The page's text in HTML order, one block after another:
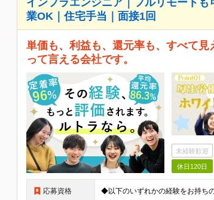
インフラエンジニア｜フルリモート
業OK｜住宅手当｜面接1回
単価も、利益も、還元率も、すべて
って言える会社です。
未経験歓迎
休日120日
応募資格